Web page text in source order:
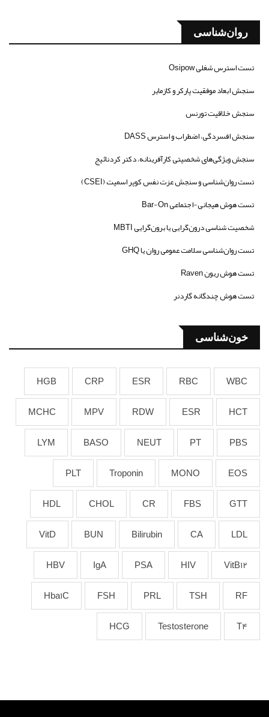
روان‌شناسی
تست استرس شغلی Osipow
سنجش ابعاد موفقیت پارکر و کازمایر
سنجش خلاقیت تورنس
سنجش افسردگی، اضطراب و استرس DASS
سنجش ویژگی‌های شخصیتی کارآفرینانه، دکتر کردنائیج
تست روان‌شناسی و سنجش عزت نفس کوپر اسمیت (CSEI)
تست هوش هیجانی-اجتماعی Bar-On
شخصیت شناسی درون‌گرایی یا برون‌گرایی MBTI
تست روان‌شناسی سلامت عمومی روان یا GHQ
تست هوش ریون Raven
تست هوش چندگانه گاردنر
خون‌شناسی
WBC
RBC
ESR
CRP
HGB
HCT
ESR
RDW
MPV
MCHC
PBS
PT
NEUT
BASO
LYM
EOS
MONO
Troponin
PLT
GTT
FBS
CR
CHOL
HDL
LDL
CA
Bilirubin
BUN
VitD
VitB12
HIV
PSA
IgA
HBV
RF
TSH
PRL
FSH
Hba1C
T4
Testosterone
HCG